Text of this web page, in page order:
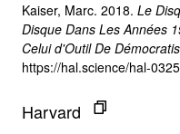
Kaiser, Marc. 2018. Le
Disque Dans Les Années
Celui d'Outil De
https://hal.science/hal-
Harvard